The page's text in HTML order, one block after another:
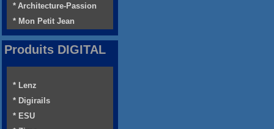
* Architecture-Passion
* Mon Petit Jean
Produits DIGITAL
* Lenz
* Digirails
* ESU